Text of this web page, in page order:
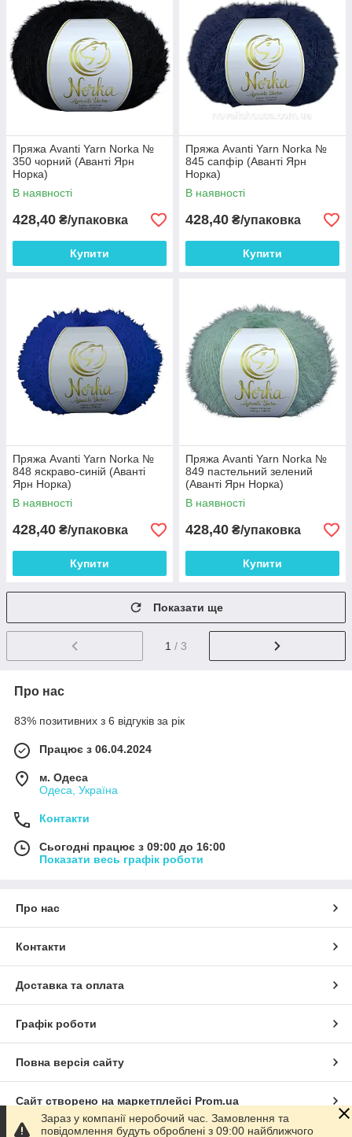
Пряжа Avanti Yarn Norka №
350 чорний (Аванті Ярн
Норка)
В наявності
428,40 ₴/упаковка
Купити
Пряжа Avanti Yarn Norka №
845 сапфір (Аванті Ярн
Норка)
В наявності
428,40 ₴/упаковка
Купити
Пряжа Avanti Yarn Norka №
848 яскраво-синій (Аванті
Ярн Норка)
В наявності
428,40 ₴/упаковка
Купити
Пряжа Avanti Yarn Norka №
849 пастельний зелений
(Аванті Ярн Норка)
В наявності
428,40 ₴/упаковка
Купити
Показати ще
1 / 3
Про нас
83% позитивних з 6 відгуків за рік
Працює з 06.04.2024
м. Одеса
Одеса, Україна
Контакти
Сьогодні працює з 09:00 до 16:00
Показати весь графік роботи
Про нас
Контакти
Доставка та оплата
Графік роботи
Повна версія сайту
Сайт створено на маркетплейсі Prom.ua
Зараз у компанії неробочий час. Замовлення та
повідомлення будуть оброблені з 09:00 найближчого